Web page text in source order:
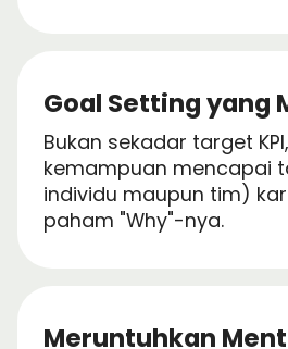
Goal Setting yang
Bukan sekadar target
kemampuan mencapai
individu maupun tim)
paham "Why"-nya.
Meruntuhkan